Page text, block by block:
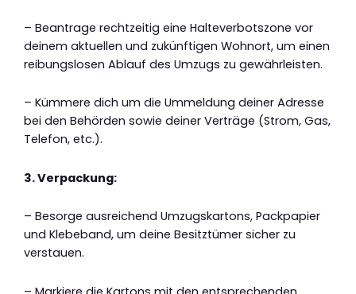
– Beantrage rechtzeitig eine Halteverbotszone vor
deinem aktuellen und zukünftigen Wohnort, um einen
reibungslosen Ablauf des Umzugs zu gewährleisten.
– Kümmere dich um die Ummeldung deiner Adresse
bei den Behörden sowie deiner Verträge (Strom, Gas,
Telefon, etc.).
3. Verpackung:
– Besorge ausreichend Umzugskartons, Packpapier
und Klebeband, um deine Besitztümer sicher zu
verstauen.